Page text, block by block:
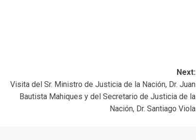
Next:
Visita del Sr. Ministro de Justicia de la Nación, Dr. Juan
Bautista Mahiques y del Secretario de Justicia de la
Nación, Dr. Santiago Viola